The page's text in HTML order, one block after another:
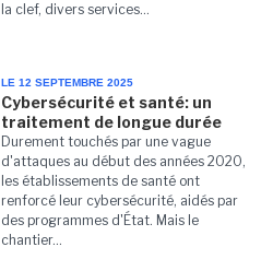
la clef, divers services...
LE 12 SEPTEMBRE 2025
Cybersécurité et santé: un
traitement de longue durée
Durement touchés par une vague
d'attaques au début des années 2020,
les établissements de santé ont
renforcé leur cybersécurité, aidés par
des programmes d'État. Mais le
chantier...